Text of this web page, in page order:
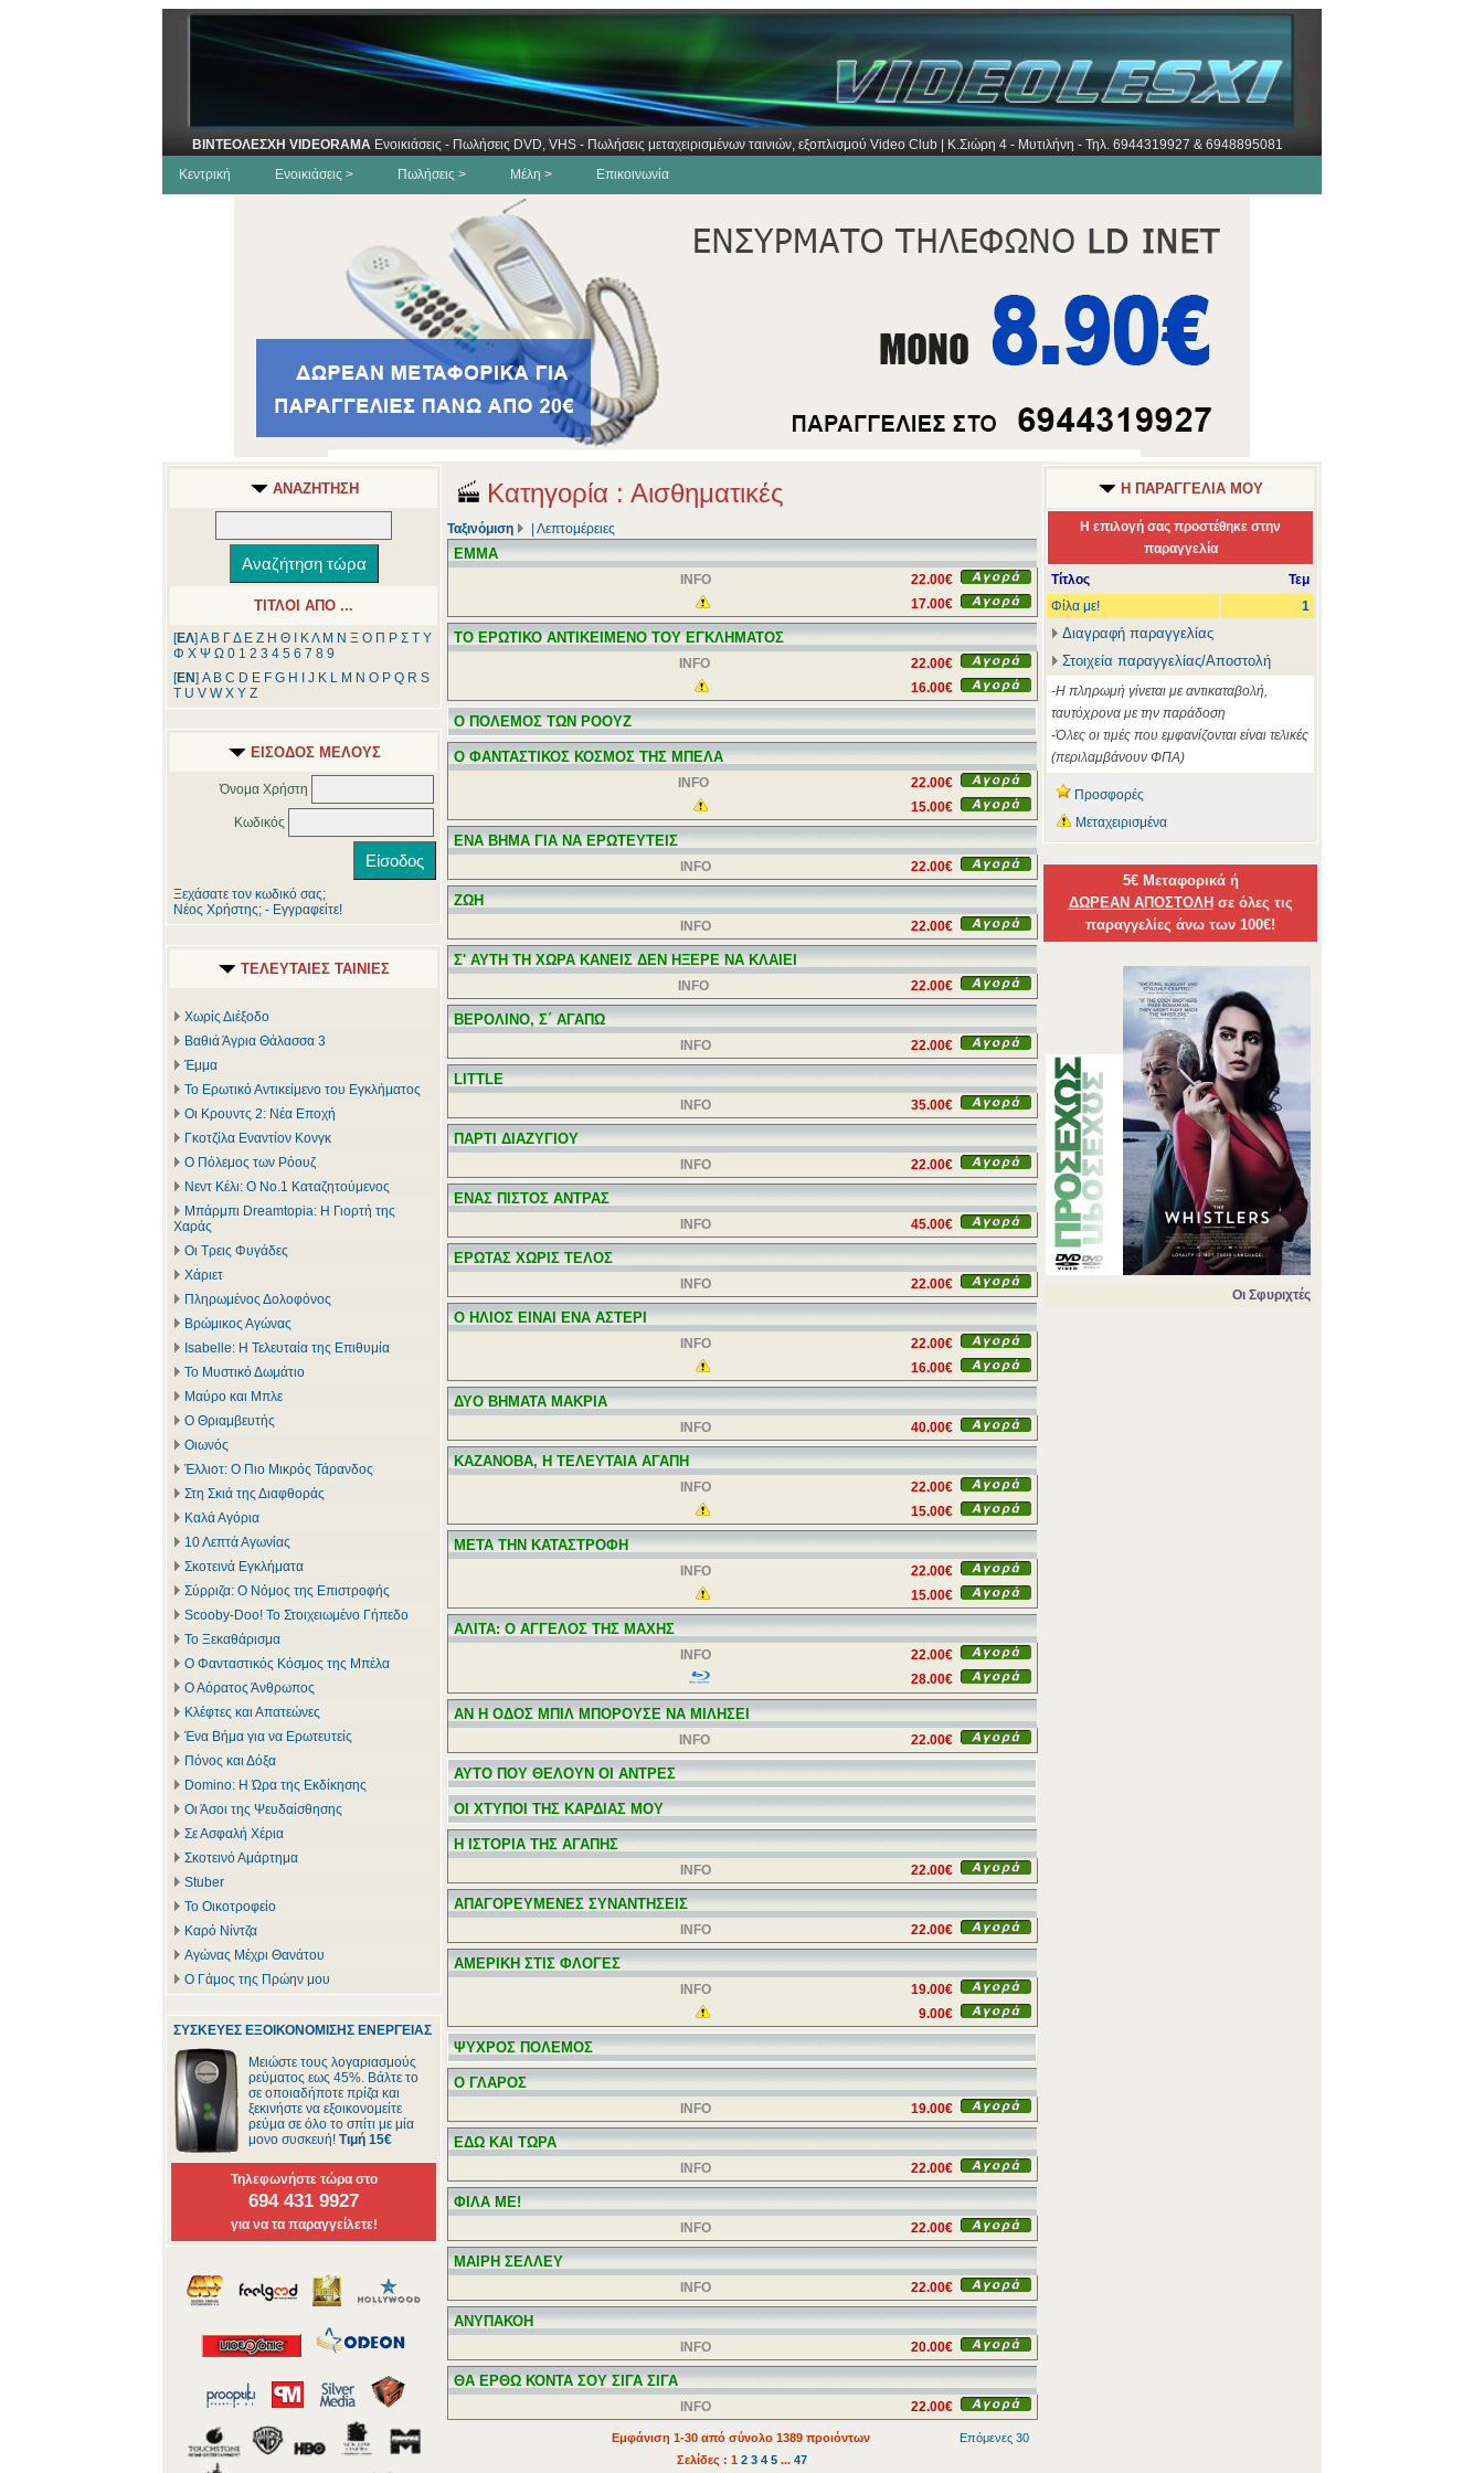
ΒΙΝΤΕΟΛΕΣΧΗ VIDEORAMA Ενοικιάσεις - Πωλήσεις DVD, VHS - Πωλήσεις μεταχειρισμένων ταινιών, εξοπλισμού Video Club | Κ.Σιώρη 4 - Μυτιλήνη - Τηλ. 6944319927 & 6948895081
Κεντρική
Ενοικιάσεις > Πωλήσεις > Μέλη > Επικοινωνία
ΑΝΑΖΗΤΗΣΗ
ΤΙΤΛΟΙ ΑΠΟ ...
[ΕΛ] Α Β ΓΔ Ε Ζ Η Θ ΚΛ Μ Ν Ξ Ο Π Ρ Σ Τ Υ
Φ Χ Ψ Ω 0 1 2 3 4 5 6 7 8 9
[ΕΝ] A B C D E F G H J K L M N O P Q R S
T U V W X Y Z
ΕΙΣΟΔΟΣ ΜΕΛΟΥΣ
Όνομα Χρήστη
Κωδικός
Ξεχάσατε τον κωδικό σας;
Νέος Χρήστης; - Εγγραφείτε!
ΤΕΛΕΥΤΑΙΕΣ ΤΑΙΝΙΕΣ
Χωρίς Διέξοδο
Βαθιά Άγρια Θάλασσα 3
Έμμα
Το Ερωτικό Αντικείμενο του Εγκλήματος
Οι Κρουντς 2: Νέα Εποχή
Γκοτζίλα Εναντίον Κονγκ
Ο Πόλεμος των Ρόουζ
Νεντ Κέλι: Ο Νο.1 Καταζητούμενος
Μπάρμπι Dreamtopia: Η Γιορτή της
Χαράς
Οι Τρεις Φυγάδες
Χάριετ
Πληρωμένος Δολοφόνος
Βρώμικος Αγώνας
Isabelle: Η Τελευταία της Επιθυμία
Το Μυστικό Δωμάτιο
Μαύρο και Μπλε
Ο Θριαμβευτής
Οιωνός
Έλλιοτ: Ο Πιο Μικρός Τάρανδος
Στη Σκιά της Διαφθοράς
Καλά Αγόρια
10 Λεπτά Αγωνίας
Σκοτεινά Εγκλήματα
Σύρριζα: Ο Νόμος της Επιστροφής
Scooby-Doo! Το Στοιχειωμένο Γήπεδο
Το Ξεκαθάρισμα
Ο Φανταστικός Κόσμος της Μπέλα
Ο Αόρατος Άνθρωπος
Κλέφτες και Απατεώνες
Ένα Βήμα για να Ερωτευτείς
Πόνος και Δόξα
Domino: Η Ώρα της Εκδίκησης
Οι Άσοι της Ψευδαίσθησης
Σε Ασφαλή Χέρια
Σκοτεινό Αμάρτημα
Stuber
Το Οικοτροφείο
Καρό Νίντζα
Αγώνας Μέχρι Θανάτου
Ο Γάμος της Πρώην μου
ΣΥΣΚΕΥΕΣ ΕΞΟΙΚΟΝΟΜΙΣΗΣ ΕΝΕΡΓΕΙΑΣ
Μειώστε τους λογαριασμούς
ρεύματος εως 45%. Βάλτε το
σε οποιαδήποτε πρίζα και
ξεκινήστε να εξοικονομείτε
ρεύμα σε όλο το σπίτι με μία
μονο συσκευή! Τιμή 15€
Τηλεφωνήστε τώρα στο
694 431 9927
για να τα παραγγείλετε!
Κατηγορία : Αισθηματικές
Ταξινόμιση Λεπτομέρειες
ΕΜΜΑ
INFO
22.00€
17.00€
ΤΟ ΕΡΩΤΙΚΟ ΑΝΤΙΚΕΙΜΕΝΟ ΤΟΥ ΕΓΚΛΗΜΑΤΟΣ
INFO
22.00€
16.00€
Ο ΠΟΛΕΜΟΣ ΤΩΝ ΡΟΟΥΖ
Ο ΦΑΝΤΑΣΤΙΚΟΣ ΚΟΣΜΟΣ ΤΗΣ ΜΠΕΛΑ
INFO
22.00€
15.00€
ΕΝΑ ΒΗΜΑ ΓΙΑ ΝΑ ΕΡΩΤΕΥΤΕΙΣ
INFO 22.00€
ΖΩΗ
INFO 22.00€
Σ' ΑΥΤΗ ΤΗ ΧΩΡΑ ΚΑΝΕΙΣ ΔΕΝ ΗΞΕΡΕ ΝΑ ΚΛΑΙΕΙ
INFO 22.00€
ΒΕΡΟΛΙΝΟ, Σ΄ ΑΓΑΠΩ
INFO 22.00€
LITTLE
INFO 35.00€
ΠΑΡΤΙ ΔΙΑΖΥΓΙΟΥ
INFO 22.00€
ΕΝΑΣ ΠΙΣΤΟΣ ΑΝΤΡΑΣ
INFO 45.00€
ΕΡΩΤΑΣ ΧΩΡΙΣ ΤΕΛΟΣ
INFO 22.00€
Ο ΗΛΙΟΣ ΕΙΝΑΙ ΕΝΑ ΑΣΤΕΡΙ
INFO
22.00€
16.00€
ΔΥΟ ΒΗΜΑΤΑ ΜΑΚΡΙΑ
INFO 40.00€
ΚΑΖΑΝΟΒΑ, Η ΤΕΛΕΥΤΑΙΑ ΑΓΑΠΗ
INFO
22.00€
15.00€
ΜΕΤΑ ΤΗΝ ΚΑΤΑΣΤΡΟΦΗ
INFO
22.00€
15.00€
ΑΛΙΤΑ: Ο ΑΓΓΕΛΟΣ ΤΗΣ ΜΑΧΗΣ
INFO
22.00€
28.00€
ΑΝ Η ΟΔΟΣ ΜΠΙΛ ΜΠΟΡΟΥΣΕ ΝΑ ΜΙΛΗΣΕΙ
INFO 22.00€
ΑΥΤΟ ΠΟΥ ΘΕΛΟΥΝ ΟΙ ΑΝΤΡΕΣ
ΟΙ ΧΤΥΠΟΙ ΤΗΣ ΚΑΡΔΙΑΣ ΜΟΥ
Η ΙΣΤΟΡΙΑ ΤΗΣ ΑΓΑΠΗΣ
INFO 22.00€
ΑΠΑΓΟΡΕΥΜΕΝΕΣ ΣΥΝΑΝΤΗΣΕΙΣ
INFO 22.00€
ΑΜΕΡΙΚΗ ΣΤΙΣ ΦΛΟΓΕΣ
INFO
19.00€
9.00€
ΨΥΧΡΟΣ ΠΟΛΕΜΟΣ
Ο ΓΛΑΡΟΣ
INFO 19.00€
ΕΔΩ ΚΑΙ ΤΩΡΑ
INFO 22.00€
ΦΙΛΑ ΜΕ!
INFO 22.00€
ΜΑΙΡΗ ΣΕΛΛΕΥ
INFO 22.00€
ΑΝΥΠΑΚΟΗ
INFO 20.00€
ΘΑ ΕΡΘΩ ΚΟΝΤΑ ΣΟΥ ΣΙΓΑ ΣΙΓΑ
INFO 22.00€
Εμφάνιση 1-30 από σύνολο 1389 προιόντων
Επόμενες 30
Σελίδες : 1 2 3 4 5 ... 47
Η ΠΑΡΑΓΓΕΛΙΑ ΜΟΥ
Η επιλογή σας προστέθηκε στην
παραγγελία
Τίτλος
Τεμ
Φίλα με!
1
Διαγραφή παραγγελίας
Στοιχεία παραγγελίας/Αποστολή
-Η πληρωμή γίνεται με αντικαταβολή,
ταυτόχρονα με την παράδοση
-Όλες οι τιμές που εμφανίζονται είναι τελικές
(περιλαμβάνουν ΦΠΑ)
Προσφορές
Μεταχειρισμένα
5€ Μεταφορικά ή
ΔΩΡΕΑΝ ΑΠΟΣΤΟΛΗ σε όλες τις
παραγγελίες άνω των 100€!
Οι Σφυριχτές